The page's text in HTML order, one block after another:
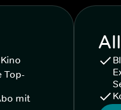
Top-
mit